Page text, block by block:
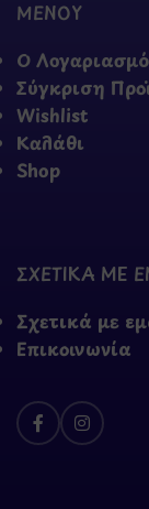
ΜΕΝΟΥ
Ο
Σύγκριση
Wishlist
Καλάθι
Shop
ΣΧΕΤΙΚΑ ΜΕ
Σχετικά με
Επικοινωνία